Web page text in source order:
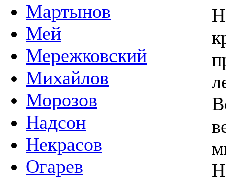
Мартынов
Мей
Мережковский
Михайлов
Морозов
Надсон
Некрасов
Огарев